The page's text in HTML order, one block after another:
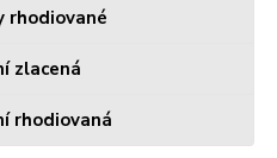
rhodiované
zlacená
rhodiovaná